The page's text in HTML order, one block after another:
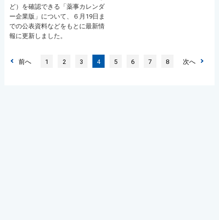
ど）を確認できる「薬事カレンダ
ー企業版」について、６月19日ま
での公表資料などをもとに最新情
報に更新しました。
前へ 1 2 3 4 5 6 7 8 次へ